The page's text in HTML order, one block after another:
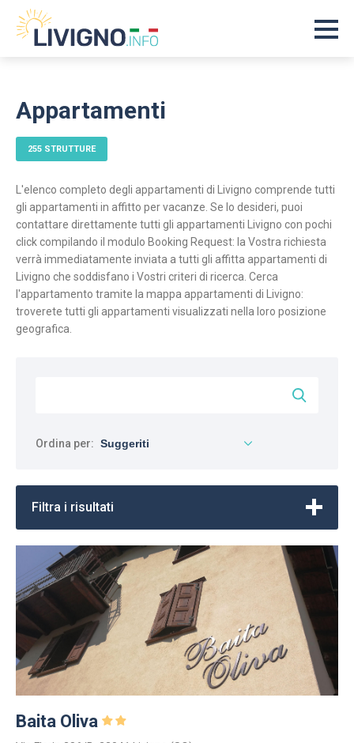
Appartamenti
255 STRUTTURE
L'elenco completo degli appartamenti di Livigno comprende tutti
gli appartamenti in affitto per vacanze. Se lo desideri, puoi
contattare direttamente tutti gli appartamenti Livigno con pochi
click compilando il modulo Booking Request: la Vostra richiesta
verrà immediatamente inviata a tutti gli affitta appartamenti di
Livigno che soddisfano i Vostri criteri di ricerca. Cerca
l'appartamento tramite la mappa appartamenti di Livigno:
troverete tutti gli appartamenti visualizzati nella loro posizione
geografica.
Ordina per:
Filtra i risultati
Baita Oliva